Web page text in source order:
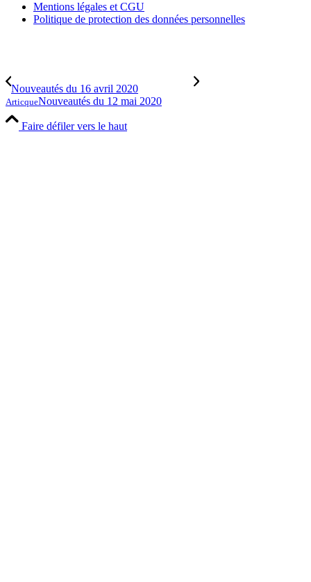
Mentions légales et CGU
Politique de protection des données personnelles
Nouveautés du 16 avril 2020
ArticqueNouveautés du 12 mai 2020
Faire défiler vers le haut